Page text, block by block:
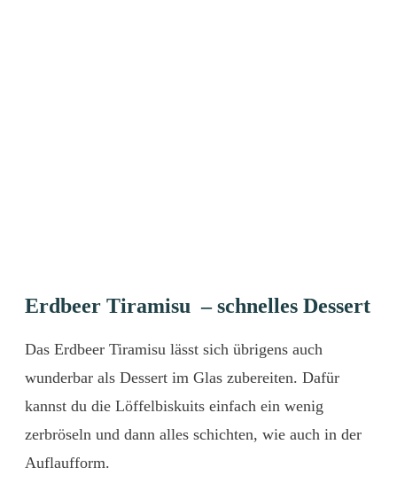
Erdbeer Tiramisu – schnelles Dessert
Das Erdbeer Tiramisu lässt sich übrigens auch
wunderbar als Dessert im Glas zubereiten. Dafür
kannst du die Löffelbiskuits einfach ein wenig
zerbröseln und dann alles schichten, wie auch in der
Auflaufform.